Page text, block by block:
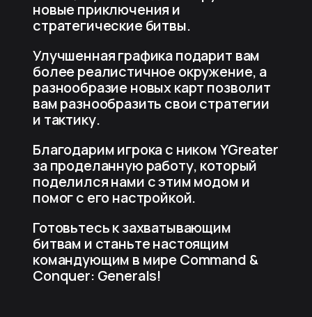
новые приключения и
стратегические битвы.
Улучшенная графика подарит вам
более реалистичное окружение, а
разнообразие новых карт позволит
вам разнообразить свои стратегии
и тактику.
Благодарим игрока с ником YGreater
за проделанную работу, который
поделился нами с этим модом и
помог с его настройкой.
Готовьтесь к захватывающим
битвам и станьте настоящим
командующим в мире Command &
Conquer: Generals!